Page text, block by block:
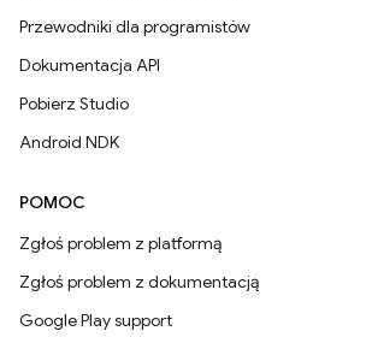
Przewodniki dla programistów
Dokumentacja API
Pobierz Studio
Android NDK
POMOC
Zgłoś problem z platformą
Zgłoś problem z dokumentacją
Google Play support